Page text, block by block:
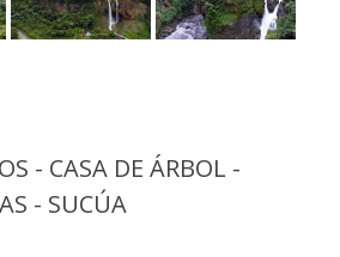
- CASA DE ÁRBOL -
- SUCÚA